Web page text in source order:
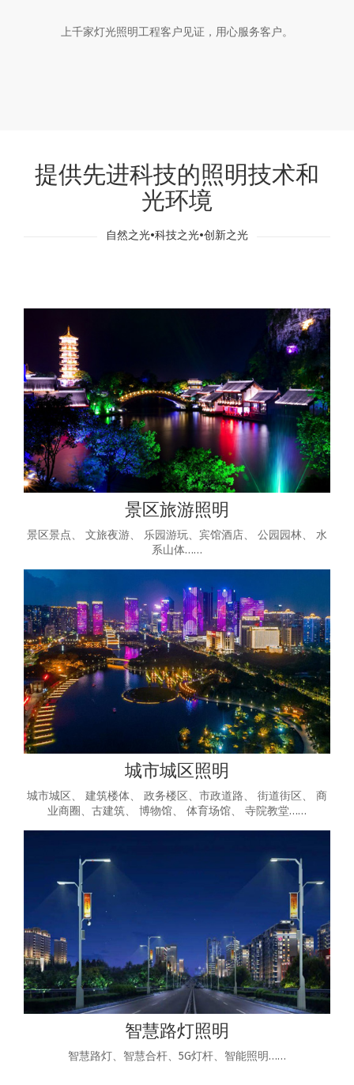
上千家灯光照明工程客户见证，用心服务客户。
提供先进科技的照明技术和
光环境
自然之光•科技之光•创新之光
景区旅游照明
景区景点、 文旅夜游、 乐园游玩、宾馆酒店、 公园园林、 水
系山体……
城市城区照明
城市城区、 建筑楼体、 政务楼区、市政道路、 街道街区、 商
业商圈、古建筑、 博物馆、 体育场馆、 寺院教堂……
智慧路灯照明
智慧路灯、智慧合杆、5G灯杆、智能照明……